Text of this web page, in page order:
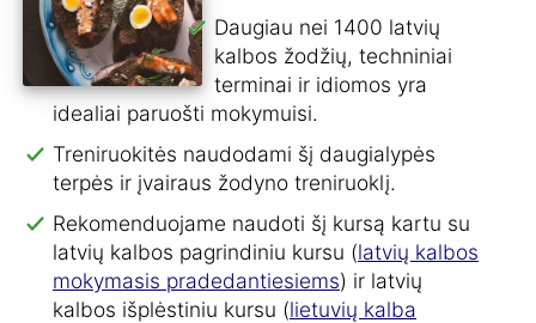
Daugiau nei 1400 latvių
kalbos žodžių, techniniai
terminai ir idiomos yra
idealiai paruošti mokymuisi.
Treniruokitės naudodami šį daugialypės
terpės ir įvairaus žodyno treniruoklį.
Rekomenduojame naudoti šį kursą kartu su
latvių kalbos pagrindiniu kursu (latvių kalbos
mokymasis pradedantiesiems) ir latvių
kalbos išplėstiniu kursu (lietuvių kalba